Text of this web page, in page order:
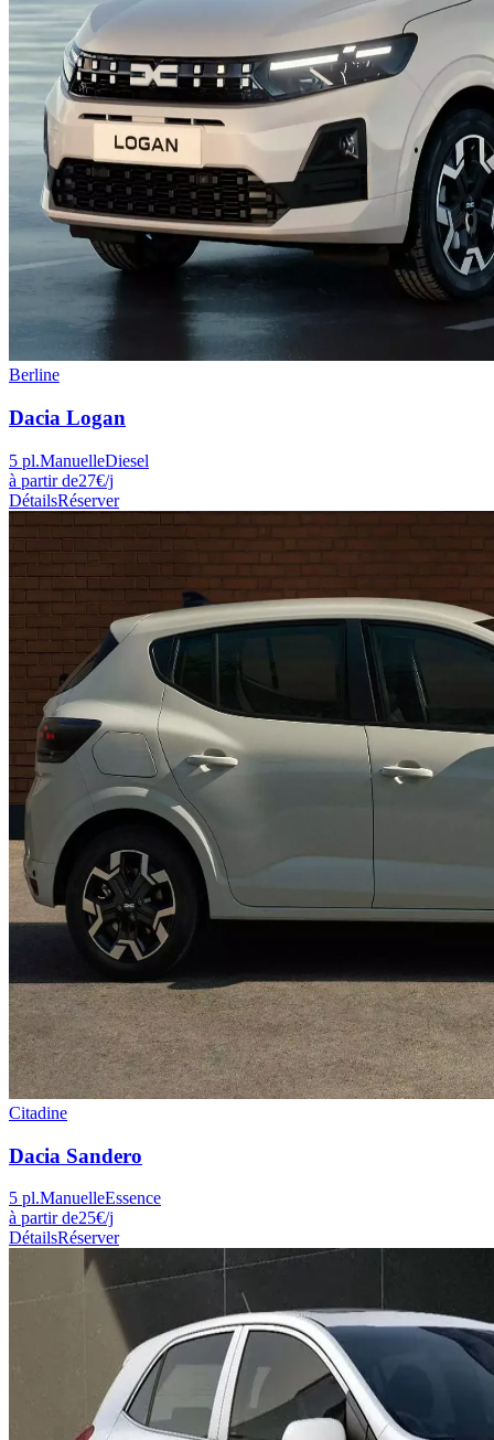
Berline
Dacia Logan
5 pl.ManuelleDiesel
à partir de27€/j
DétailsRéserver
Citadine
Dacia Sandero
5 pl.ManuelleEssence
à partir de25€/j
DétailsRéserver